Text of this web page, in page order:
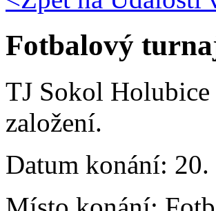
Fotbalový
TJ Sokol
založení.
Datum konání: 20.